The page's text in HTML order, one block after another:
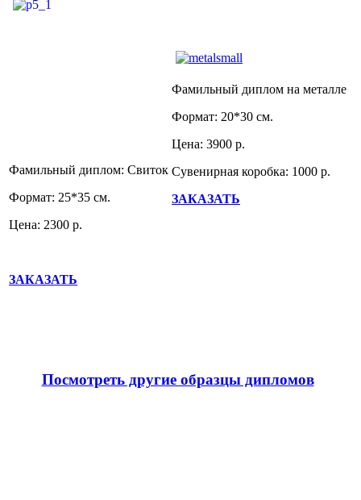
Фамильный диплом: Свиток
Формат: 25*35 см.
Цена: 2300 р.
ЗАКАЗАТЬ
Фамильный диплом на металле
Формат: 20*30 см.
Цена: 3900 р.
Сувенирная коробка: 1000 р.
ЗАКАЗАТЬ
Посмотреть другие образцы дипломов